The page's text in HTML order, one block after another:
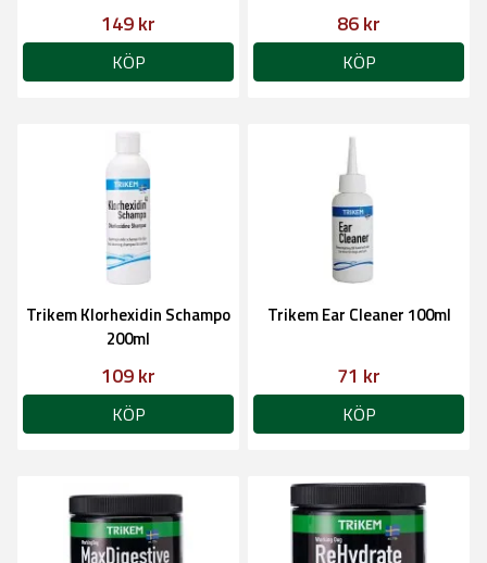
149 kr
KÖP
86 kr
KÖP
Trikem Klorhexidin Schampo
200ml
109 kr
KÖP
Trikem Ear Cleaner 100ml
71 kr
KÖP